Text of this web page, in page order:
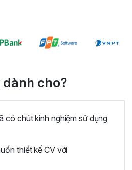
dành cho?
có chút kinh nghiệm sử dụng
thiết kế CV với